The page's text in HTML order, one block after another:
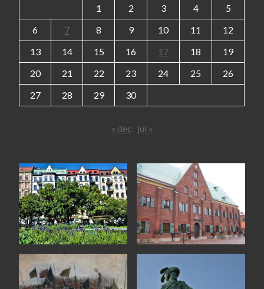
1
2 3 4
5
6
7 8 9 10 11
12
13
14 15 16 17 18
19
20
21 22 23 24 25
26
27
28 29 30
« dec jul »